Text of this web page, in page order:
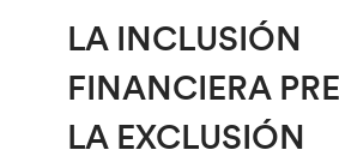
LA INCLUSIÓN
FINANCIERA
LA EXCLUSIÓN